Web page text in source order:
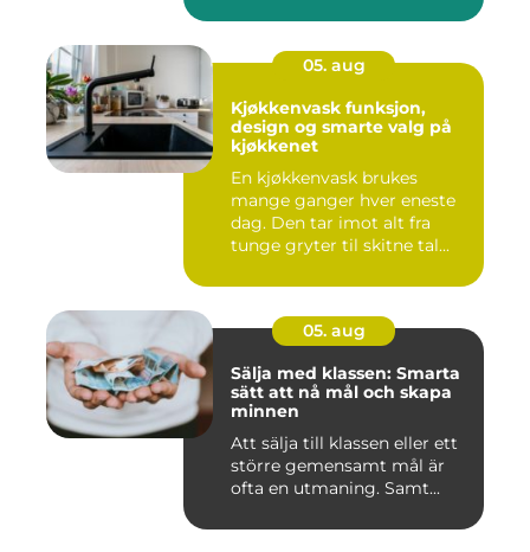
05. aug
Kjøkkenvask funksjon,
design og smarte valg på
kjøkkenet
En kjøkkenvask brukes
mange ganger hver eneste
dag. Den tar imot alt fra
tunge gryter til skitne tal...
05. aug
Sälja med klassen: Smarta
sätt att nå mål och skapa
minnen
Att sälja till klassen eller ett
större gemensamt mål är
ofta en utmaning. Samt...